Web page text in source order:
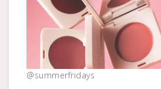
@summerfridays